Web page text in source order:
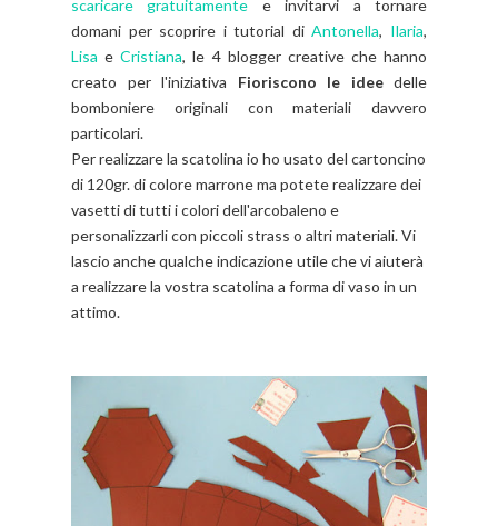
scaricare gratuitamente e invitarvi a tornare
domani per scoprire i tutorial diAntonella, Ilaria,
LisaeCristiana, le 4 blogger creative che hanno
creato per l'iniziativa Fioriscono le ideedelle
bomboniere originali con materiali davvero
particolari.
Per realizzare la scatolina io ho usato del cartoncino
di 120gr. di colore marrone ma potete realizzare dei
vasetti di tutti i colori dell'arcobaleno e
personalizzarli con piccoli strass o altri materiali. Vi
lascio anche qualche indicazione utile che vi aiuterà
a realizzare la vostra scatolina a forma di vaso in un
attimo.